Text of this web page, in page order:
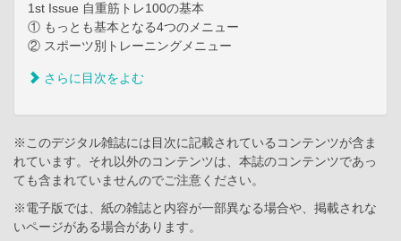
1st Issue 自重筋トレ100の基本
① もっとも基本となる4つのメニュー
② スポーツ別トレーニングメニュー
さらに目次をよむ
※このデジタル雑誌には目次に記載されているコンテンツが含ま
れています。それ以外のコンテンツは、本誌のコンテンツであっ
ても含まれていませんのでご注意ください。
※電子版では、紙の雑誌と内容が一部異なる場合や、掲載されな
いページがある場合があります。